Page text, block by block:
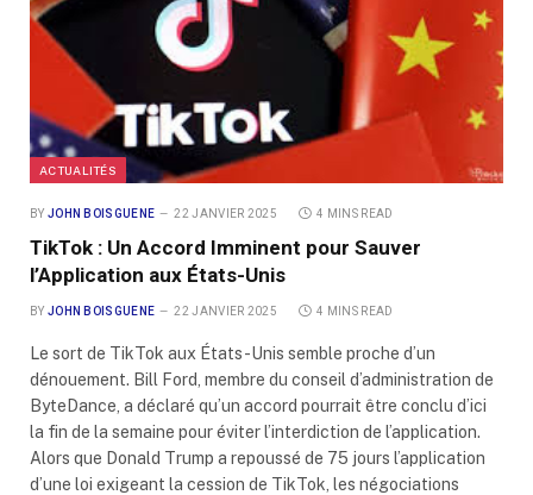
ACTUALITÉS
BY JOHN BOISGUENE 22 JANVIER 2025 4 MINS READ
TikTok : Un Accord Imminent pour Sauver
l’Application aux États-Unis
BY JOHN BOISGUENE 22 JANVIER 2025 4 MINS READ
Le sort de TikTok aux États-Unis semble proche d’un
dénouement. Bill Ford, membre du conseil d’administration de
ByteDance, a déclaré qu’un accord pourrait être conclu d’ici
la fin de la semaine pour éviter l’interdiction de l’application.
Alors que Donald Trump a repoussé de 75 jours l’application
d’une loi exigeant la cession de TikTok, les négociations